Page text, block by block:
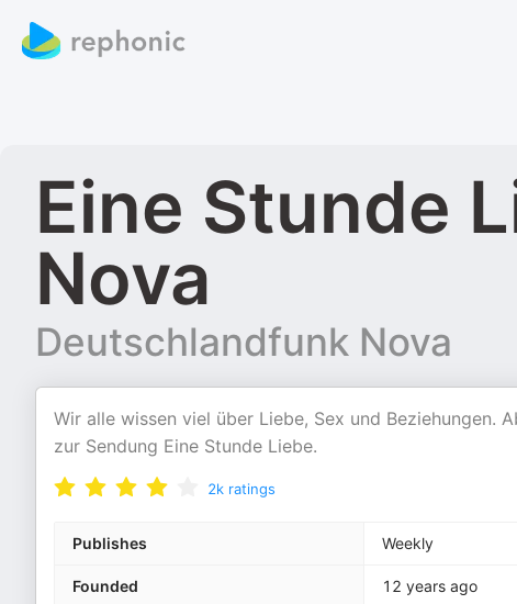
Eine Stunde
Nova
Deutschlandfunk Nova
Wir alle wissen viel über Liebe, Sex und Beziehungen.
zur Sendung Eine Stunde Liebe.
2k ratings
Publishes Weekly
Founded 12 years ago